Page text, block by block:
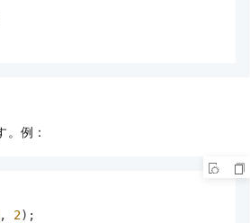
例：
, 2);